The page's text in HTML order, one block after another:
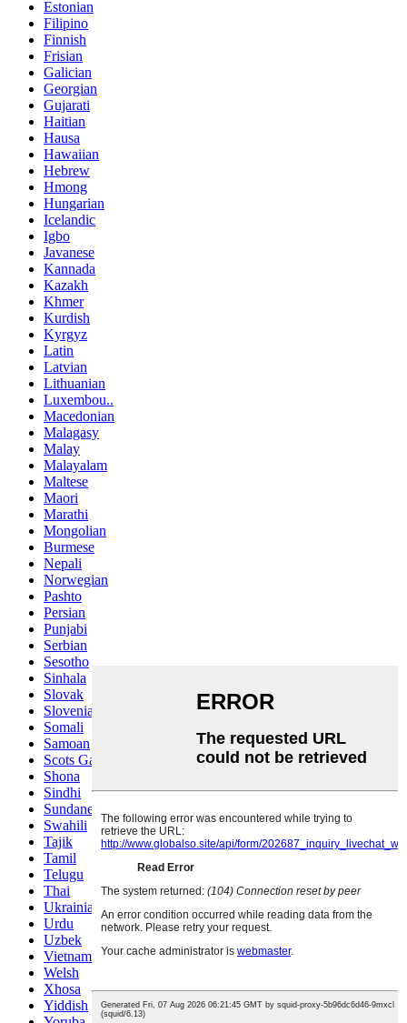
Estonian
Filipino
Finnish
Frisian
Galician
Georgian
Gujarati
Haitian
Hausa
Hawaiian
Hebrew
Hmong
Hungarian
Icelandic
Igbo
Javanese
Kannada
Kazakh
Khmer
Kurdish
Kyrgyz
Latin
Latvian
Lithuanian
Luxembou..
Macedonian
Malagasy
Malay
Malayalam
Maltese
Maori
Marathi
Mongolian
Burmese
Nepali
Norwegian
Pashto
Persian
Punjabi
Serbian
Sesotho
Sinhala
Slovak
Slovenian
Somali
Samoan
Scots Gaelic
Shona
Sindhi
Sundanese
Swahili
Tajik
Tamil
Telugu
Thai
Ukrainian
Urdu
Uzbek
Vietnamese
Welsh
Xhosa
Yiddish